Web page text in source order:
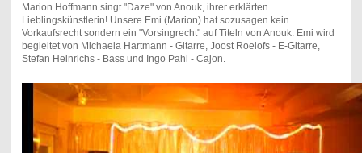
Marion Hoffmann singt "Daze" von Anouk, ihrer erklärten
Lieblingskünstlerin! Unsere Emi (Marion) hat sozusagen kein
Vorkaufsrecht sondern ein "Vorsingrecht" auf Titeln von Anouk. Emi wird
begleitet von Michaela Hartmann - Gitarre, Joost Roelofs - E-Gitarre,
Stefan Heinrichs - Bass und Ingo Pahl - Cajon.